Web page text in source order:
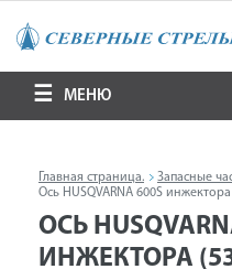
МЕНЮ
Главная страница. Запасные
Ось HUSQVARNA 600S
ОСЬ
ИНЖЕКТОРА